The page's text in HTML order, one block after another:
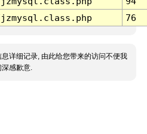
76
详细记录, 由此给您带来的访问不便我
深感歉意.